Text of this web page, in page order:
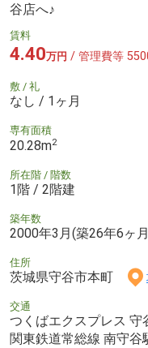
谷店へ♪
賃料
4.40万円 / 管理費等
敷 / 礼
なし / 1ヶ月
専有面積
20.28m2
所在階 / 階数
1階 / 2階建
築年数
2000年3月(築26年6ヶ
住所
茨城県守谷市本町
交通
つくばエクスプレス 守
関東鉄道常総線 南守谷